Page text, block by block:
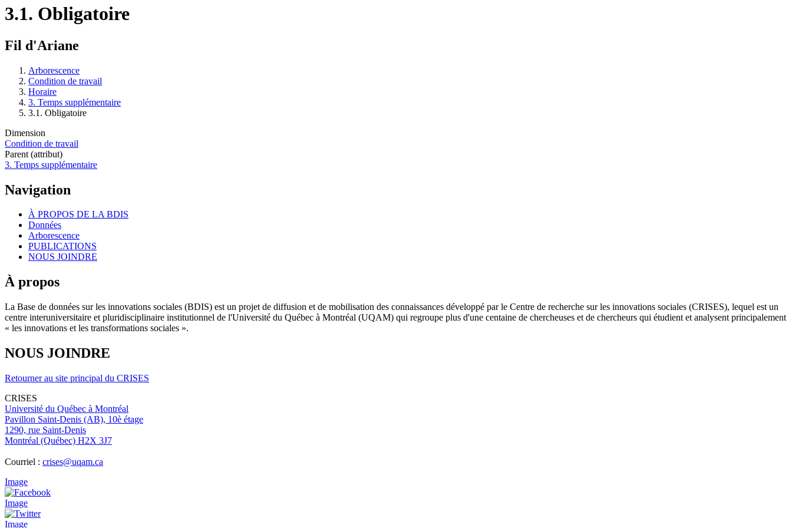
3.1. Obligatoire
Fil d'Ariane
Arborescence
Condition de travail
Horaire
3. Temps supplémentaire
3.1. Obligatoire
Dimension
Condition de travail
Parent (attribut)
3. Temps supplémentaire
Navigation
À PROPOS DE LA BDIS
Données
Arborescence
PUBLICATIONS
NOUS JOINDRE
À propos
La Base de données sur les innovations sociales (BDIS) est un projet de diffusion et de mobilisation des connaissances développé par le Centre de recherche sur les innovations sociales (CRISES), lequel est un
centre interuniversitaire et pluridisciplinaire institutionnel de l'Université du Québec à Montréal (UQAM) qui regroupe plus d'une centaine de chercheuses et de chercheurs qui étudient et analysent principalement
« les innovations et les transformations sociales ».
NOUS JOINDRE
Retourner au site principal du CRISES
CRISES
Université du Québec à Montréal
Pavillon Saint-Denis (AB), 10è étage
1290, rue Saint-Denis
Montréal (Québec) H2X 3J7
Courriel : crises@uqam.ca
Image
Image
Image